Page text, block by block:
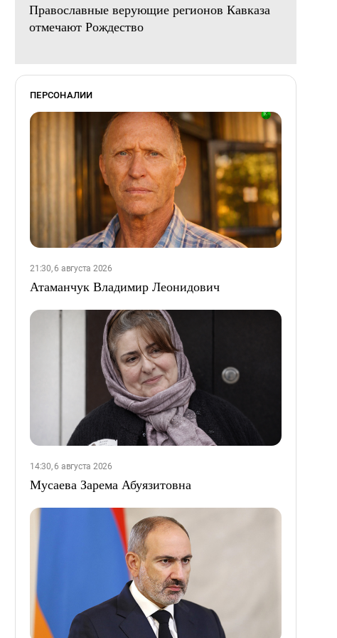
Православные верующие регионов Кавказа
отмечают Рождество
ПЕРСОНАЛИИ
21:30, 6 августа 2026
Атаманчук Владимир Леонидович
14:30, 6 августа 2026
Мусаева Зарема Абуязитовна